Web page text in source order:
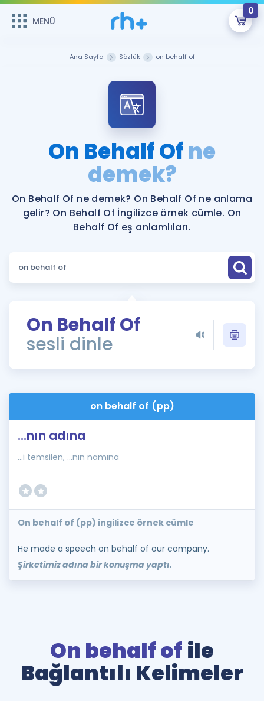
MENÜ
0
Şifremi Hatırlamıyorum
Sepetin Şu An Boş.
Remzi Hoca ile seni sınava hazırlayacak onlarca eğitim seni
bekliyor!
MENÜ
Katılımcı Görüşleri
Faydalı Araçlar
Ücretsiz Kaynaklar
ÖSYM Sınav Takvimi
Kampanyalar
İngilizce Gramer
İngilizce Gramer
Ana Sayfa Sözlük on behalf of
On Behalf Ofne
demek?
On Behalf Of ne demek? On Behalf Of ne anlama
gelir? On Behalf Of İngilizce örnek cümle. On
Behalf Of eş anlamlıları.
On Behalf Of
sesli dinle
on behalf of (pp)
...nın adına
...i temsilen, ...nın namına
On behalf of (pp) ingilizce örnek cümle
He made a speech on behalf of our company.
Şirketimiz adına bir konuşma yaptı.
On behalf of ile
Bağlantılı Kelimeler